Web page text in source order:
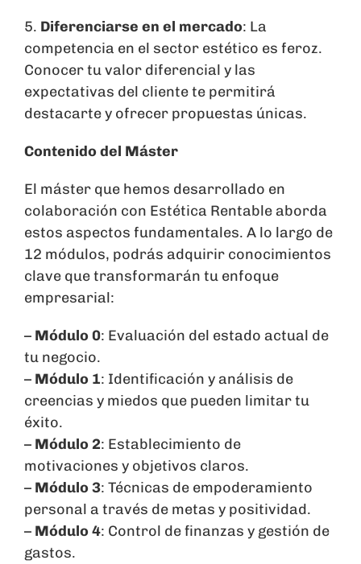
5. Diferenciarse en el mercado: La
competencia en el sector estético es feroz.
Conocer tu valor diferencial y las
expectativas del cliente te permitirá
destacarte y ofrecer propuestas únicas.
Contenido del Máster
El máster que hemos desarrollado en
colaboración con Estética Rentable aborda
estos aspectos fundamentales. A lo largo de
12 módulos, podrás adquirir conocimientos
clave que transformarán tu enfoque
empresarial:
– Módulo 0: Evaluación del estado actual de
tu negocio.
– Módulo 1: Identificación y análisis de
creencias y miedos que pueden limitar tu
éxito.
– Módulo 2: Establecimiento de
motivaciones y objetivos claros.
– Módulo 3: Técnicas de empoderamiento
personal a través de metas y positividad.
– Módulo 4: Control de finanzas y gestión de
gastos.